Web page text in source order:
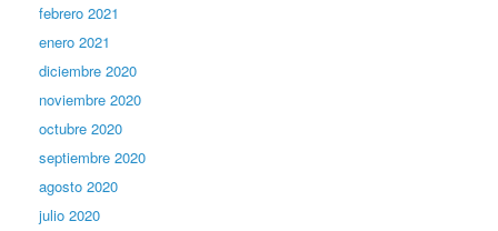
febrero 2021
enero 2021
diciembre 2020
noviembre 2020
octubre 2020
septiembre 2020
agosto 2020
julio 2020